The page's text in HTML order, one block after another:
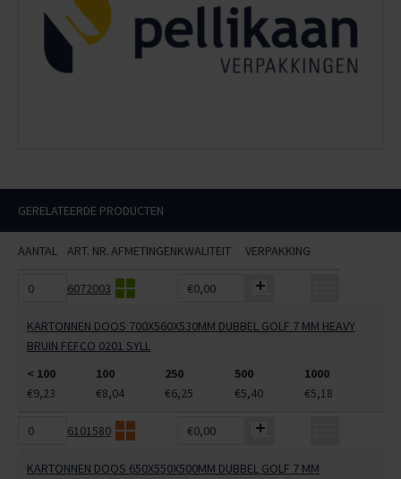
GERELATEERDE PRODUCTEN
AANTAL ART. NR.AFMETINGENKWALITEIT VERPAKKING
6072003 €0,00
KARTONNEN DOOS 700X560X530MM DUBBEL GOLF 7 MM HEAVY
BRUIN FEFCO 0201 SYLL
< 100
100 250 500
1000
€9,23
€8,04 €6,25 €5,40 €5,18
6101580 €0,00
KARTONNEN DOOS 650X550X500MM DUBBEL GOLF 7 MM